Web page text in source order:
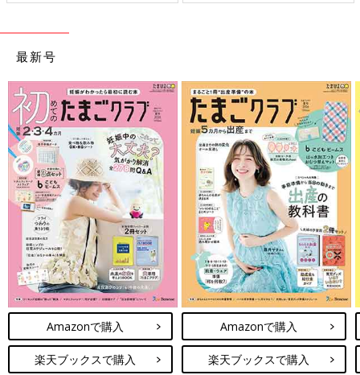
最新号
Amazonで購入
楽天ブックスで購入
Amazonで購入
楽天ブックスで購入